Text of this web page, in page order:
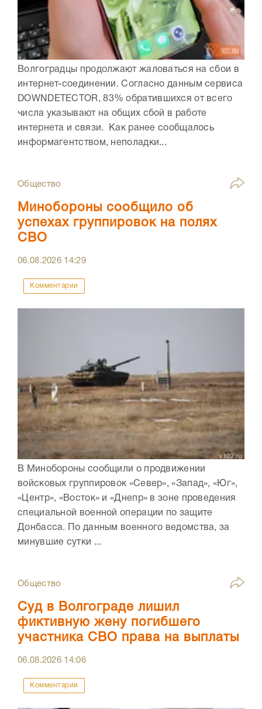
Волгоградцы продолжают жаловаться на сбои в
интернет-соединении. Согласно данным сервиса
DOWNDETECTOR, 83% обратившихся от всего
числа указывают на общих сбой в работе
интернета и связи. Как ранее сообщалось
информагентством, неполадки...
Общество
Минобороны сообщило об
успехах группировок на полях
СВО
06.08.2026 14:29
Комментарии
В Минобороны сообщили о продвижении
войсковых группировок «Север», «Запад», «Юг»,
«Центр», «Восток» и «Днепр» в зоне проведения
специальной военной операции по защите
Донбасса. По данным военного ведомства, за
минувшие сутки ...
Общество
Суд в Волгограде лишил
фиктивную жену погибшего
участника СВО права на выплаты
06.08.2026 14:06
Комментарии